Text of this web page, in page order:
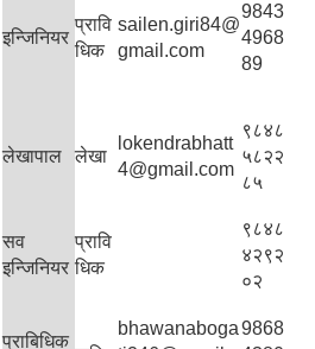
इन्जिनियर
प्रावि
धिक
sailen.giri84@
gmail.com
9843
4968
89
लेखापाल लेखा
lokendrabhatt
4@gmail.com
९८४८
५८२२
८५
सव
इन्जिनियर
प्रावि
धिक
९८४८
४२९२
०२
प्राबिधिक
bhawanaboga9868